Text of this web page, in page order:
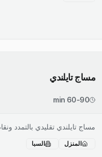
مساج تايلندي
60-90 min
مساج تايلندي تقليدي بالتمدد
المنزل السبا